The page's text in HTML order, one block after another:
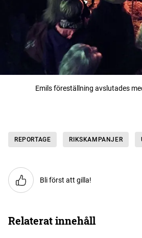
Emils föreställning avslutades
REPORTAGE RIKSKAMPANJER
Bli först att gilla!
Relaterat innehåll